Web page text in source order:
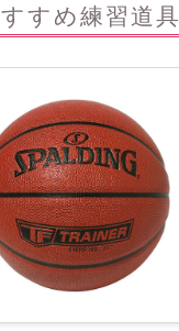
おすすめ練習道具